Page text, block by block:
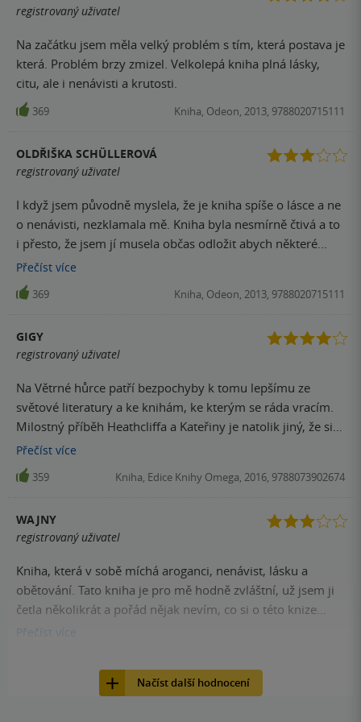
registrovaný uživatel
Na začátku jsem měla velký problém s tím, která postava je
která. Problém brzy zmizel. Velkolepá kniha plná lásky,
citu, ale i nenávisti a krutosti.
369 Kniha, Odeon, 2013, 9788020715111
OLDŘIŠKA SCHÜLLEROVÁ
registrovaný uživatel
I když jsem původně myslela, že je kniha spíše o lásce a ne
o nenávisti, nezklamala mě. Kniha byla nesmírně čtivá a to
i přesto, že jsem jí musela občas odložit abych některé
situace v knize rozdýchala. Je to silný příběh a velmi dobře
napsaný příběh, ale těžko budete v knize hledat postavu,
kterou byste si oblíbili.
Přečíst více
369 Kniha, Odeon, 2013, 9788020715111
GIGY
registrovaný uživatel
Na Větrné hůrce patří bezpochyby k tomu lepšímu ze
světové literatury a ke knihám, ke kterým se ráda vracím.
Milostný příběh Heathcliffa a Kateřiny je natolik jiný, že si
ho zamilujete.
Přečíst více
359 Kniha, Edice Knihy Omega, 2016, 9788073902674
WAJNY
registrovaný uživatel
Kniha, která v sobě míchá aroganci, nenávist, lásku a
obětování. Tato kniha je pro mě hodně zvláštní, už jsem ji
četla několikrát a pořád nějak nevím, co si o této knize
vlastně myslet.
Přečíst
Načíst další hodnocení